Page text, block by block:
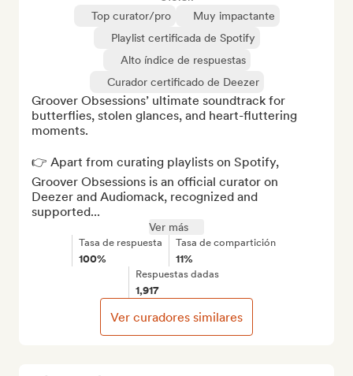
Top curator/pro
Muy impactante
Playlist certificada de Spotify
Alto índice de respuestas
Curador certificado de Deezer
Groover Obsessions’ ultimate soundtrack for
butterflies, stolen glances, and heart-fluttering
moments.
👉 Apart from curating playlists on Spotify,
Groover Obsessions is an official curator on
Deezer and Audiomack, recognized and
supported...
Ver más
Tasa de respuesta
100%
Tasa de compartición
11%
Respuestas dadas
1,917
Ver curadores similares